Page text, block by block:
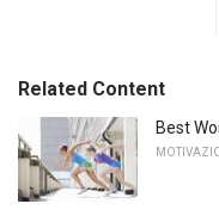
Related Content
Best